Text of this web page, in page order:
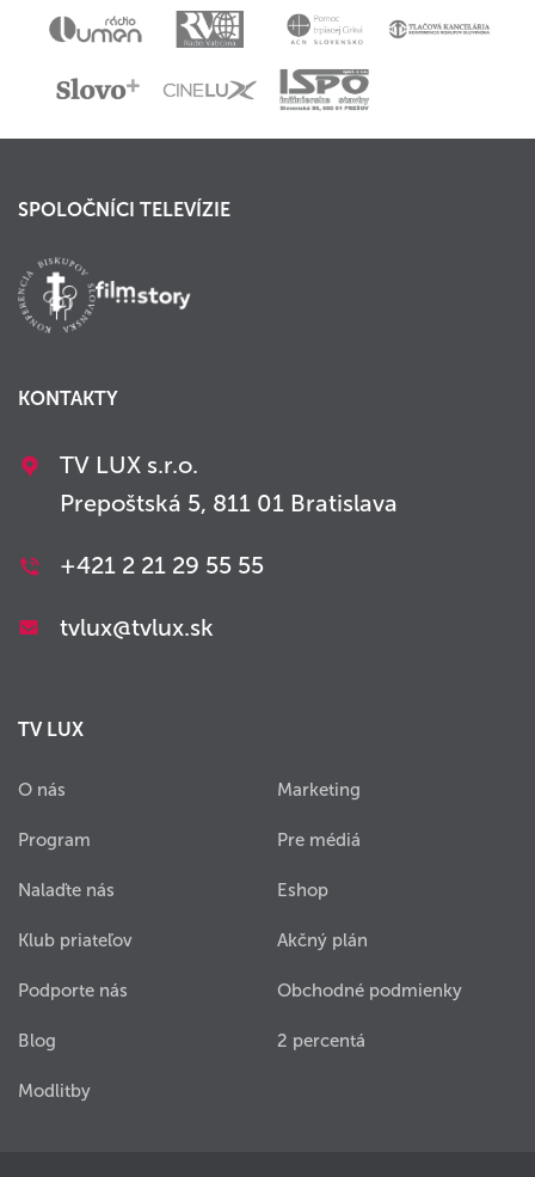
SPOLOČNÍCI TELEVÍZIE
KONTAKTY
TV LUX s.r.o.
Prepoštská 5, 811 01 Bratislava
+421 2 21 29 55 55
tvlux@tvlux.sk
TV LUX
O nás
Program
Nalaďte nás
Klub priateľov
Podporte nás
Blog
Modlitby
Marketing
Pre médiá
Eshop
Akčný plán
Obchodné podmienky
2 percentá